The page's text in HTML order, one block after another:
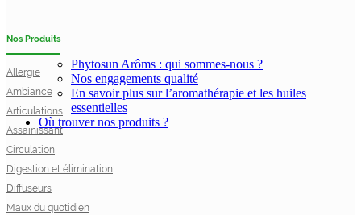
Phytosun Arôms : qui sommes-nous ?
Nos engagements qualité
En savoir plus sur l’aromathérapie et les huiles
essentielles
Où trouver nos produits ?
Nos Produits
Allergie
Ambiance
Articulations
Assainissant
Circulation
Digestion et élimination
Diffuseurs
Maux du quotidien